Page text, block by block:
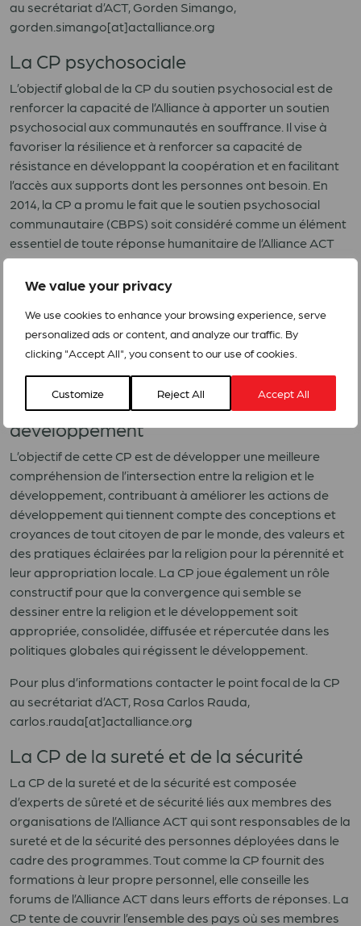
We value your privacy
We use cookies to enhance your browsing experience, serve
personalized ads or content, and analyze our traffic. By
clicking "Accept All", you consent to our use of cookies.
Customize Reject All Accept All
au secrétariat d’ACT, Gorden Simango,
gorden.simango[at]actalliance.org
La CP psychosociale
L’objectif global de la CP du soutien psychosocial est de
renforcer la capacité de l’Alliance à apporter un soutien
psychosocial aux communautés en souffrance. Il vise à
favoriser la résilience et à renforcer sa capacité de
résistance en développant la coopération et en facilitant
l’accès aux supports dont les personnes ont besoin. En
2014, la CP a promu le fait que le soutien psychosocial
communautaire (CBPS) soit considéré comme un élément
essentiel de toute réponse humanitaire de l’Alliance ACT
dans tous les secteurs. Le groupe s’efforce à démontrer la
pertinence du CBPS appliqué dans le secteur du
Pour plus d’informations contacter le point focal de la CP
au secrétariat d’ACT, Rosa Maria Matamoros,
rosa.matamoros[at]actalliance.org
La CP de la religion et du
développement
L’objectif de cette CP est de développer une meilleure
compréhension de l’intersection entre la religion et le
développement, contribuant à améliorer les actions de
développement qui tiennent compte des conceptions et
croyances de tout citoyen de par le monde, des valeurs et
des pratiques éclairées par la religion pour la pérennité et
leur appropriation locale. La CP joue également un rôle
constructif pour que la convergence qui semble se
dessiner entre la religion et le développement soit
appropriée, consolidée, diffusée et répercutée dans les
politiques globales qui régissent le développement.
Pour plus d’informations contacter le point focal de la CP
au secrétariat d’ACT, Rosa Carlos Rauda,
carlos.rauda[at]actalliance.org
La CP de la sureté et de la sécurité
La CP de la sureté et de la sécurité est composée
d’experts de sûreté et de sécurité liés aux membres des
organisations de l’Alliance ACT qui sont responsables de la
sureté et de la sécurité des personnes déployées dans le
cadre des programmes. Tout comme la CP fournit des
formations à leur propre personnel, elle conseille les
forums de l’Alliance ACT dans leurs efforts de réponses. La
CP tente de couvrir l’ensemble des pays où ses membres